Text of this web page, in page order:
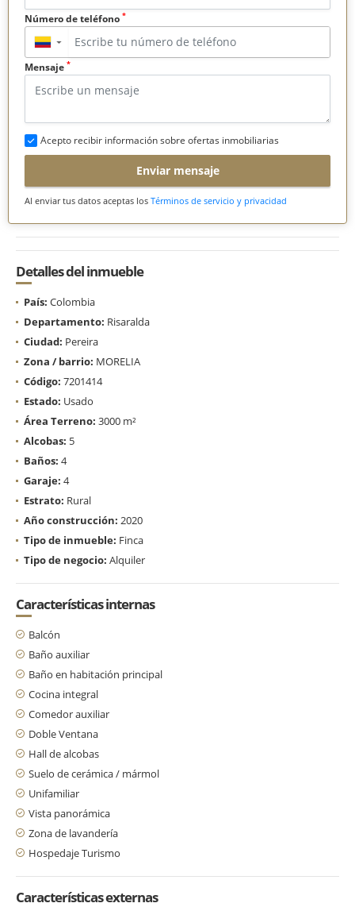
Número de teléfono *
▼
Mensaje *
Acepto recibir información sobre ofertas inmobiliarias
Enviar mensaje
Al enviar tus datos aceptas los Términos de servicio y privacidad
Detalles del inmueble
País: Colombia
Departamento: Risaralda
Ciudad: Pereira
Zona / barrio: MORELIA
Código: 7201414
Estado: Usado
Área Terreno: 3000 m²
Alcobas: 5
Baños: 4
Garaje: 4
Estrato: Rural
Año construcción: 2020
Tipo de inmueble: Finca
Tipo de negocio: Alquiler
Características internas
Balcón
Baño auxiliar
Baño en habitación principal
Cocina integral
Comedor auxiliar
Doble Ventana
Hall de alcobas
Suelo de cerámica / mármol
Unifamiliar
Vista panorámica
Zona de lavandería
Hospedaje Turismo
Características externas